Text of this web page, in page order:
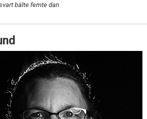
bälte femte dan